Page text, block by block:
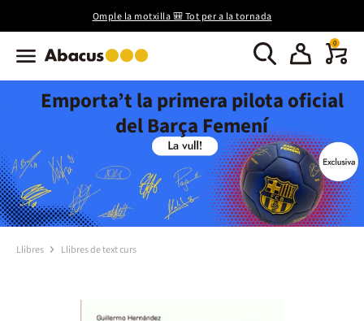
Omple la motxilla 🎒 Tot per a la tornada
0
Emporta’t la primera pilota oficial
del Barça Femení
Llibres Llibres de text curs